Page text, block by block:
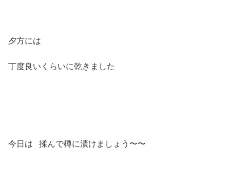
夕方には
丁度良いくらいに乾きました
今日は 揉んで樽に漬けましょう〜〜